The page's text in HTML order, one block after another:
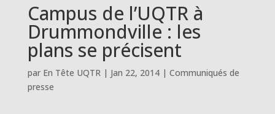
Campus de l’UQTR à
Drummondville : les
plans se précisent
par En Tête UQTR| Jan 22, 2014| Communiqués de
presse